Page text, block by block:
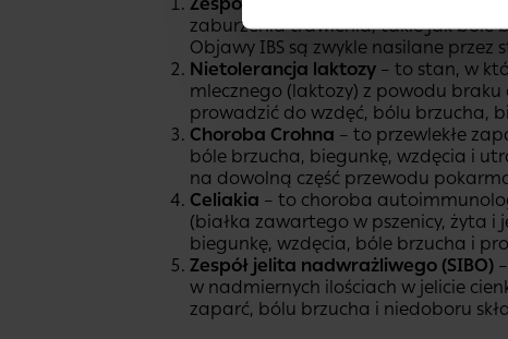
zaburzenia trawienia, takie jak bóle
Objawy IBS są zwykle nasilane przez
Nietolerancja laktozy – to stan, w
mlecznego (laktozy) z powodu
prowadzić do wzdęć, bólu brzucha,
Choroba Crohna – to przewlekłe
bóle brzucha, biegunkę, wzdęcia i
na dowolną część przewodu
Celiakia – to choroba
(białka zawartego w pszenicy, żyta i
biegunkę, wzdęcia, bóle brzucha i
Zespół jelita nadwrażliwego (SIBO)–
w nadmiernych ilościach w jelicie
zaparć, bólu brzucha i niedoboru